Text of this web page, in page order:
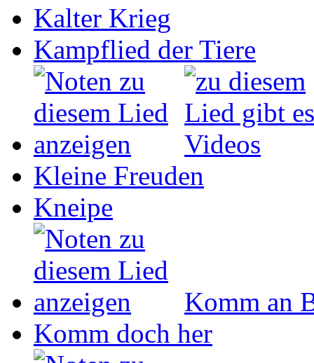
Kalter Krieg
Kampflied der Tiere
Kleine Freuden
Kneipe
Komm an
Komm doch her